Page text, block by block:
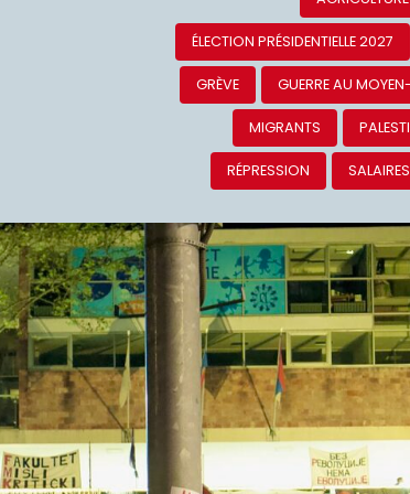
ÉLECTION PRÉSIDENTIELLE 2027
GRÈVE GUERRE AU
MIGRANTS
RÉPRESSION SALAIRES